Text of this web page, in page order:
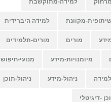
למידה-מתוקשבת
מקוונת למידה היברידית
מורים מורים-תלמידים
מיומנויות-מידע מנועי-חיפוש
ניהול-מידע ניהול-תוכן
-דיגיטלי